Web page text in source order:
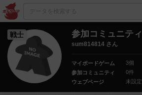
戦士 参加コミュニティ
sum814814 さん
マイボードゲーム
3個
参加コミュニティ
0件
ウェブページ
未設定